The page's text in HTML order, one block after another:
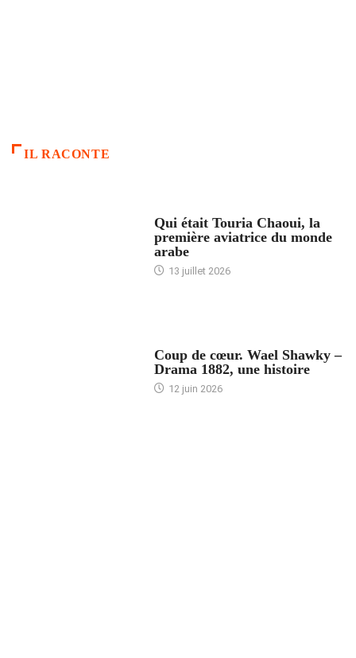
IL RACONTE
Qui était Touria Chaoui, la
première aviatrice du monde
arabe
13 juillet 2026
Coup de cœur. Wael Shawky –
Drama 1882, une histoire
12 juin 2026